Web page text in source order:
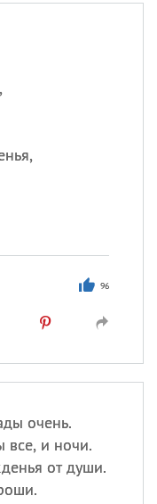
96
очень.
все, и ночи.
от души.